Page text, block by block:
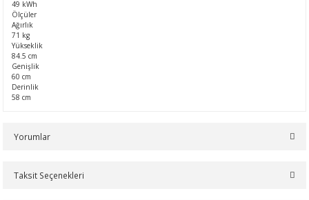
49 kWh
Ölçüler
Ağırlık
71 kg
Yükseklik
84.5 cm
Genişlik
60 cm
Derinlik
58 cm
Yorumlar
Taksit Seçenekleri